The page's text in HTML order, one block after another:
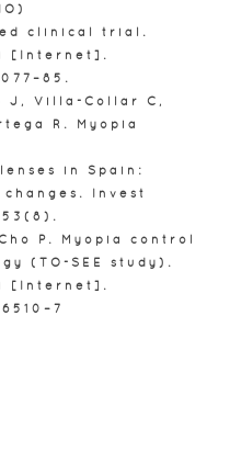
clinical trial.
[Internet].
J, Villa-Collar C,
R. Myopia
in Spain:
Invest
P. Myopia control
(TO-SEE study).
[Internet].